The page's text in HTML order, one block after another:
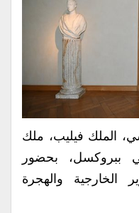
الملك فيليب، ملك
ببروكسل، بحضور
الخارجية والهجرة